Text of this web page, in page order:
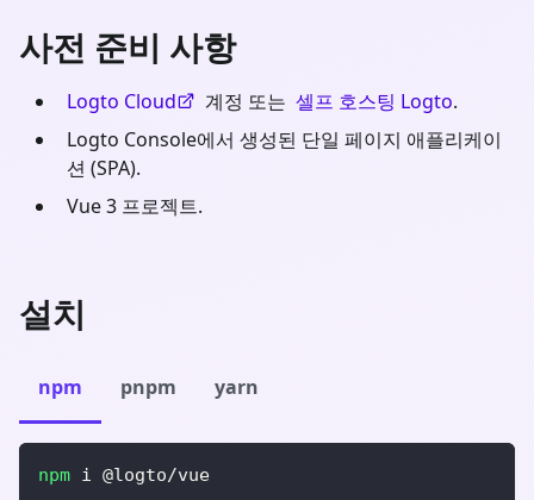
사전 준비 사항
Logto Cloud 계정 또는 셀프 호스팅 Logto.
Logto Console에서 생성된 단일 페이지 애플리케이
션 (SPA).
Vue 3 프로젝트.
설치
npm pnpm yarn
npm i @logto/vue